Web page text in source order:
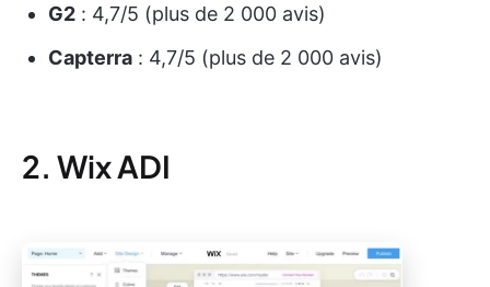
G2 : 4,7/5 (plus de 2 000 avis)
Capterra : 4,7/5 (plus de 2 000 avis)
2. Wix ADI